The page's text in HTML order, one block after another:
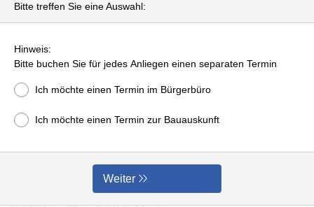
Bitte treffen Sie eine Auswahl:
Hinweis:
Bitte buchen Sie für jedes Anliegen einen separaten Termin
Ich möchte einen Termin im Bürgerbüro
Ich möchte einen Termin zur Bauauskunft
Weiter